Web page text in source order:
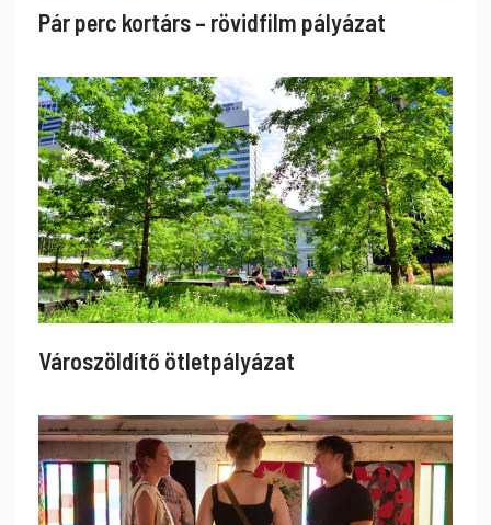
Pár perc kortárs – rövidfilm pályázat
Városzöldítő ötletpályázat